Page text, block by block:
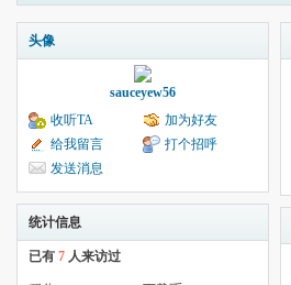
头像
sauceyew56
收听TA
加为好友
给我留言
打个招呼
发送消息
统计信息
已有 7 人来访过